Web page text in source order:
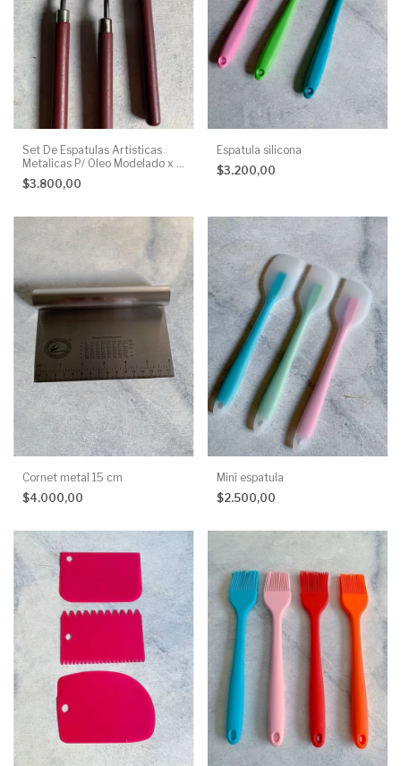
Set De Espatulas Artisticas
Metalicas P/ Oleo Modelado x 3
unidades
$3.800,00
Espatula silicona
$3.200,00
Cornet metal 15 cm
$4.000,00
Mini espatula
$2.500,00